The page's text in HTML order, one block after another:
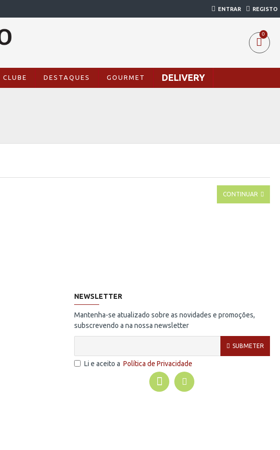
ENTRAR REGISTO
0
CLUBE DESTAQUES GOURMET DELIVERY
CONTINUAR
NEWSLETTER
Mantenha-se atualizado sobre as novidades e promoções,
subscrevendo a na nossa newsletter
SUBMETER
Li e aceito a Política de Privacidade